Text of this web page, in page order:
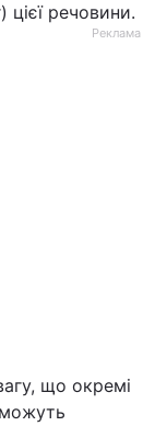
речовини.
Реклама
що окремі